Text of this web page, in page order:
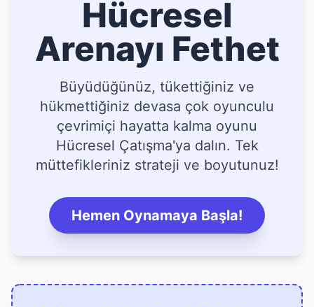
Hücresel
Arenayı Fethet
Büyüdüğünüz, tükettiğiniz ve
hükmettiğiniz devasa çok oyunculu
çevrimiçi hayatta kalma oyunu
Hücresel Çatışma'ya dalın. Tek
müttefikleriniz strateji ve boyutunuz!
Hemen Oynamaya Başla!